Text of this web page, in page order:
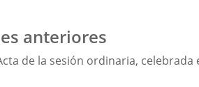
anteriores
de la sesión ordinaria, celebrada